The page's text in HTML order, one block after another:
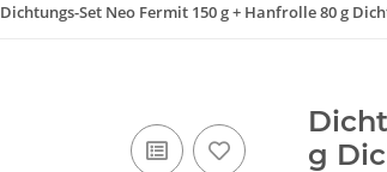
Dichtungs-Set Neo Fermit 150 g + Hanfrolle 80 g
g